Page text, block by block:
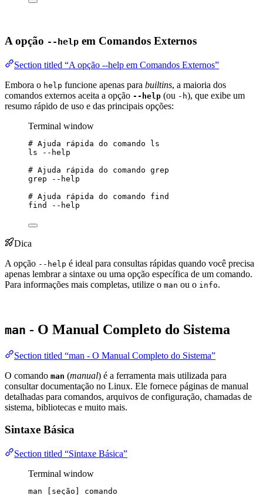
A opção --help em Comandos Externos
Section titled “A opção --help em Comandos Externos”
Embora o help funcione apenas para builtins, a maioria dos
comandos externos aceita a opção --help (ou -h), que exibe um
resumo rápido de uso e das principais opções:
Terminal window
# Ajuda rápida do comando ls
ls
--help
# Ajuda rápida do comando grep
grep
--help
# Ajuda rápida do comando find
find
--help
Dica
A opção --help é ideal para consultas rápidas quando você precisa
apenas lembrar a sintaxe ou uma opção específica de um comando.
Para informações mais completas, utilize o man ou o info.
man - O Manual Completo do Sistema
Section titled “man - O Manual Completo do Sistema”
O comando man (manual) é a ferramenta mais utilizada para
consultar documentação no Linux. Ele fornece páginas de manual
detalhadas para comandos, arquivos de configuração, chamadas de
sistema, bibliotecas e muito mais.
Sintaxe Básica
Section titled “Sintaxe Básica”
Terminal window
man [seção] comando